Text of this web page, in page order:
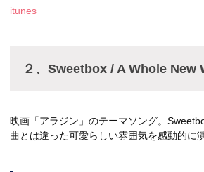
itunes
２、Sweetbox / A Whole New
映画「アラジン」のテーマソング。
曲とは違った可愛らしい雰囲気を感動的に